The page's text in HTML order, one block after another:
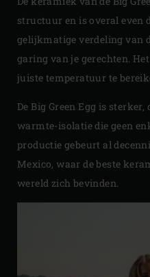
structuur en is overal even
gelijkmatige verdeling van
garing van je gerechten.
juiste temperatuur te
De Big Green Egg is
warmte-isolatie die geen
productie gebeurt al
Mexico, waar de beste
wereld zich bevinden.